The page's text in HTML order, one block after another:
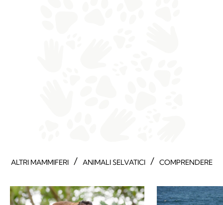
ALTRI MAMMIFERI / ANIMALI SELVATICI / COMPRENDERE